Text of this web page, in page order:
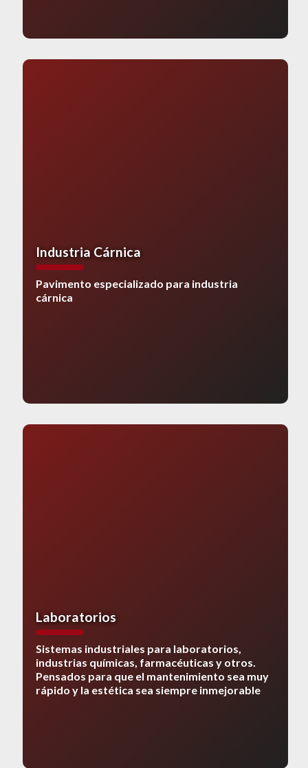
Industria Cárnica
Pavimento especializado para industria
cárnica
Laboratorios
Sistemas industriales para laboratorios,
industrias químicas, farmacéuticas y otros.
Pensados ​​para que el mantenimiento sea muy
rápido y la estética sea siempre inmejorable